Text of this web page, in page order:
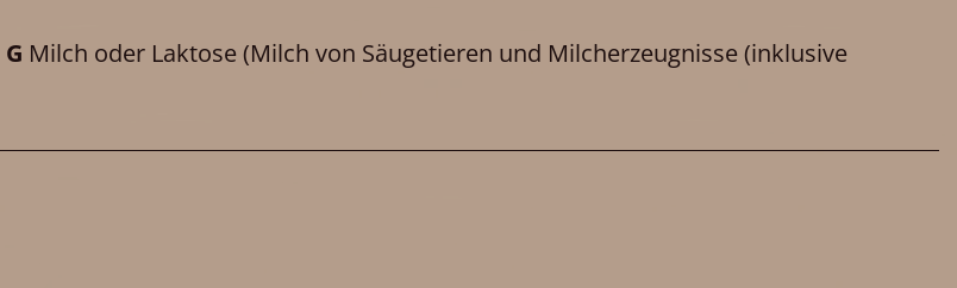
G Milch oder Laktose(Milch von Säugetieren und Milcherzeugnisse (inklusive